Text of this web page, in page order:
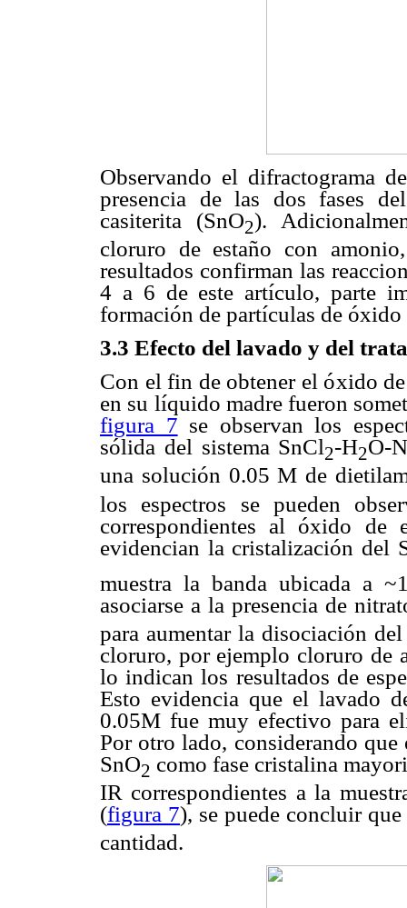
Observando el difractograma
presencia de las dos fases
casiterita (SnO2).
cloruro de estaño con
resultados confirman las
4 a 6 de este artículo, parte
formación de partículas de óxido
3.3 Efecto del lavado y del
Con el fin de obtener el óxido
en su líquido madre fueron
figura 7 se observan los
sólida del sistema SnCl2-H2O-
una solución 0.05 M de
los espectros se pueden
correspondientes al óxido
evidencian la cristalización del
muestra la banda ubicada a
asociarse a la presencia de
para aumentar la disociación
cloruro, por ejemplo cloruro de
lo indican los resultados de
Esto evidencia que el lavado
0.05M fue muy efectivo para
Por otro lado, considerando que
SnO2 como fase cristalina
IR correspondientes a la
(figura 7), se puede concluir
cantidad.